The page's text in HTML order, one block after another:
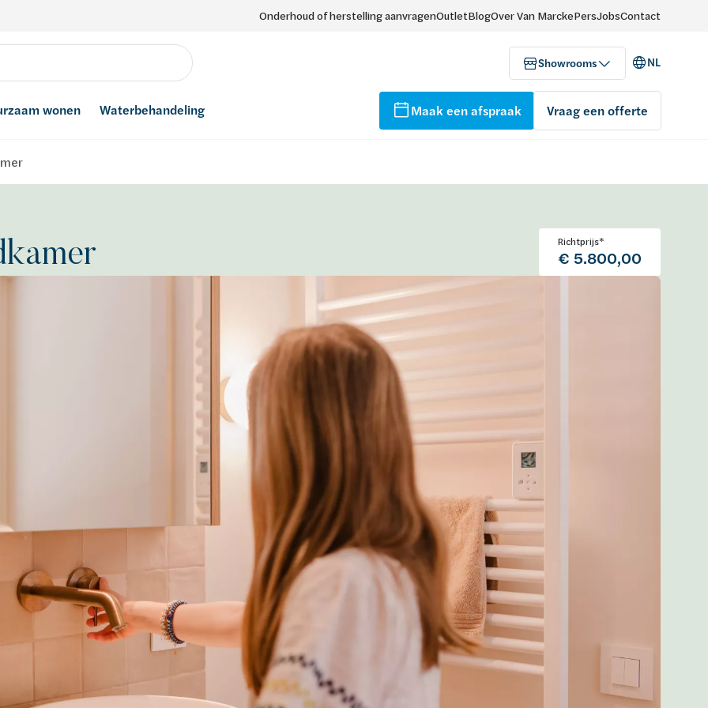
Onderhoud of herstelling aanvragenOutletBlogOver Van MarckePersJobsContact
Showrooms NL
wonen Waterbehandeling Maak een afspraak Vraag een offerte
Richtprijs*
€ 5.800,00